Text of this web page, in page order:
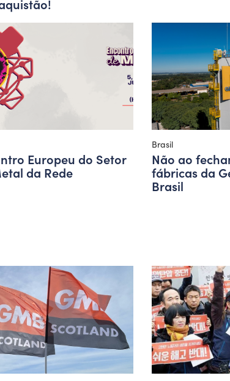
Europeu do Setor
da Rede
Brasil
Não ao
fábricas da
Brasil